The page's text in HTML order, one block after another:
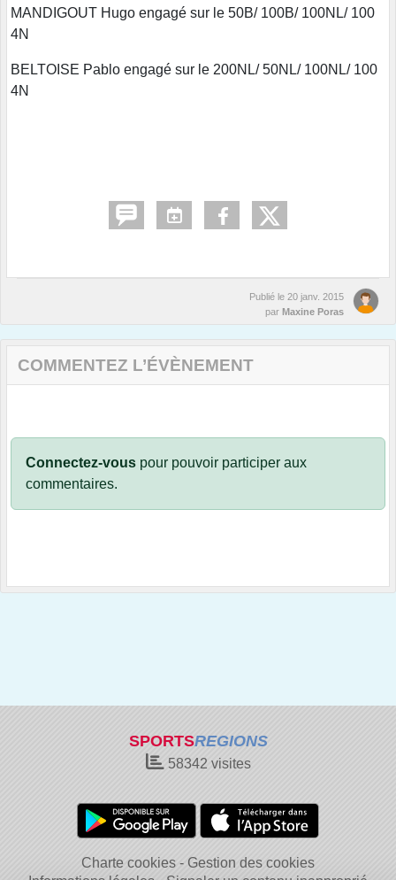
MANDIGOUT Hugo engagé sur le 50B/ 100B/ 100NL/ 100
4N
BELTOISE Pablo engagé sur le 200NL/ 50NL/ 100NL/ 100
4N
Publié le 20 janv. 2015
par Maxine Poras
COMMENTEZ L’ÉVÈNEMENT
Connectez-vous pour pouvoir participer aux
commentaires.
SPORTSREGIONS
58342 visites
Charte cookies
Gestion des cookies